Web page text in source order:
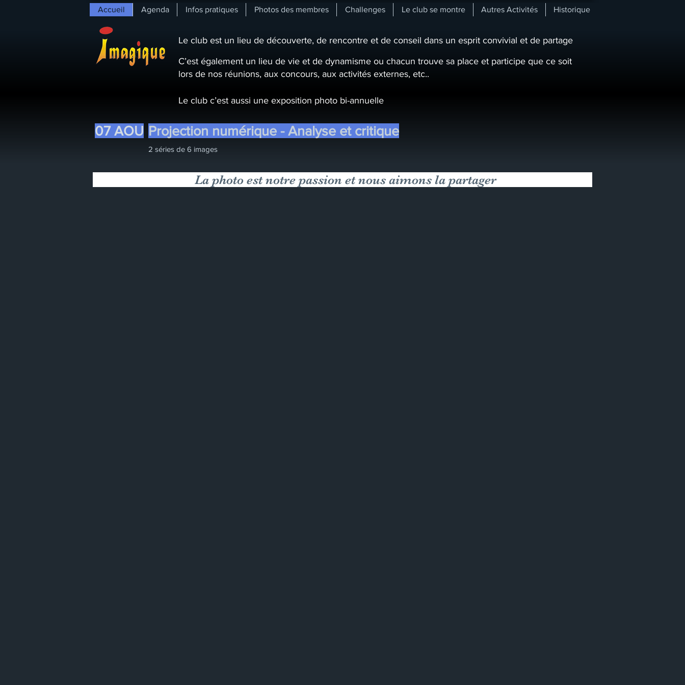
Accueil Agenda Infos pratiques Photos des membres Challenges Le club se montre Autres Activités Historique
Le club est un lieu de découverte, de rencontre et de conseil dans un esprit convivial et de partage
C’est également un lieu de vie et de dynamisme ou chacun trouve sa place et participe que ce soit
lors de nos réunions, aux concours, aux activités externes, etc..
Le club c’est aussi une exposition photo bi-annuelle
07 AOU Projection numérique - Analyse et critique
2 séries de 6 images
La photo est notre passion et nous aimons la partager